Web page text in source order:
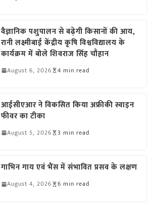
वैज्ञानिक पशुपालन से बढ़ेगी किसानों की आय,
रानी लक्ष्मीबाई केंद्रीय कृषि विश्वविद्यालय के
कार्यक्रम में बोले शिवराज सिंह चौहान
August 6, 2026 4 min read
आईसीएआर ने विकसित किया अफ्रीकी स्वाइन
फीवर का टीका
August 5, 2026 3 min read
गाभिन गाय एवं भैंस में संभावित प्रसव के लक्षण
August 4, 2026 6 min read